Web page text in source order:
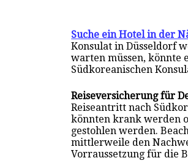
Suche ein Hotel in der
Konsulat in Düsseldorf
warten müssen, könnte
Südkoreanischen
Reiseversicherung für
Reiseantritt nach
könnten krank werden
gestohlen werden.
mittlerweile den
Vorraussetzung für die